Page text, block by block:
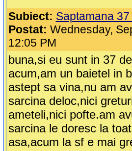
Subiect: Saptamana
Postat: Wednesday,
12:05 PM
buna,si eu sunt in 37
acum,am un baietel in
astept sa vina,nu am
sarcina deloc,nici
ameteli,nici pofte.am
sarcina le doresc la
asa,acum la sf e mai